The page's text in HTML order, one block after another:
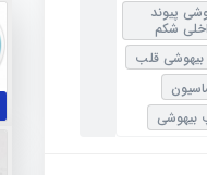
پیوند
شکم
قلب
بیهوشی